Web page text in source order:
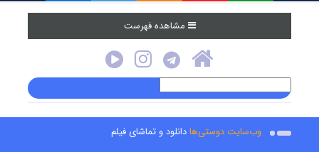
مشاهده فهرست
وب‌سایت دوستی‌هادانلود و تماشای فیلم